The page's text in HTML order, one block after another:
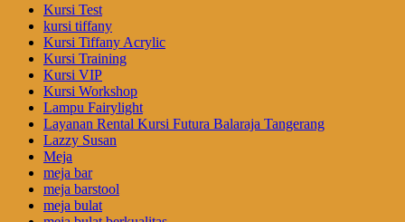
Kursi Test
kursi tiffany
Kursi Tiffany Acrylic
Kursi Training
Kursi VIP
Kursi Workshop
Lampu Fairylight
Layanan Rental Kursi Futura Balaraja Tangerang
Lazzy Susan
Meja
meja bar
meja barstool
meja bulat